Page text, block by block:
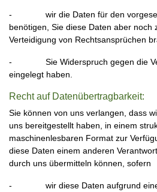
- wir die Daten für den
benötigen, Sie diese Daten aber noch
Verteidigung von Rechtsansprüchen
- Sie Widerspruch gegen die
eingelegt haben.
Recht auf Datenübertragbarkeit:
Sie können von uns verlangen, dass
uns bereitgestellt haben, in einem
maschinenlesbaren Format zur
diese Daten einem anderen
durch uns übermitteln können, sofern
- wir diese Daten aufgrund einer